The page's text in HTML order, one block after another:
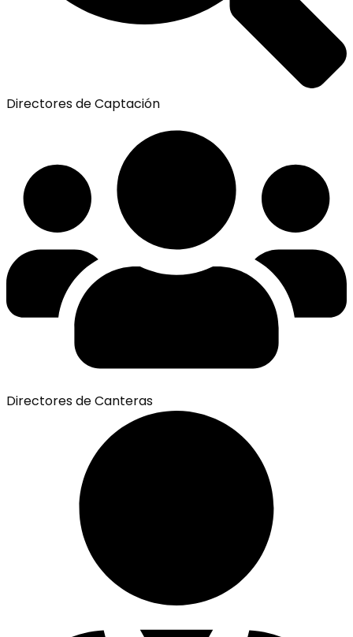
Directores de Captación
Directores de Canteras